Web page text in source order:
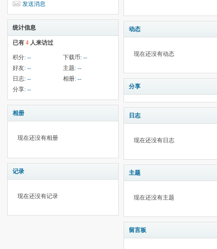
发送消息
统计信息
已有 4 人来访过
积分: -- 下载币: --
好友: -- 主题: --
日志: -- 相册: --
分享: --
相册
现在还没有相册
记录
现在还没有记录
动态
现在还没有动态
分享
日志
现在还没有日志
主题
现在还没有主题
留言板